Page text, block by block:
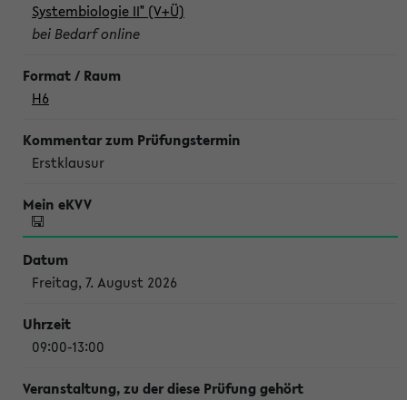
Systembiologie II" (V+Ü)
bei Bedarf online
H6
Erstklausur
Freitag, 7. August 2026
09:00-13:00